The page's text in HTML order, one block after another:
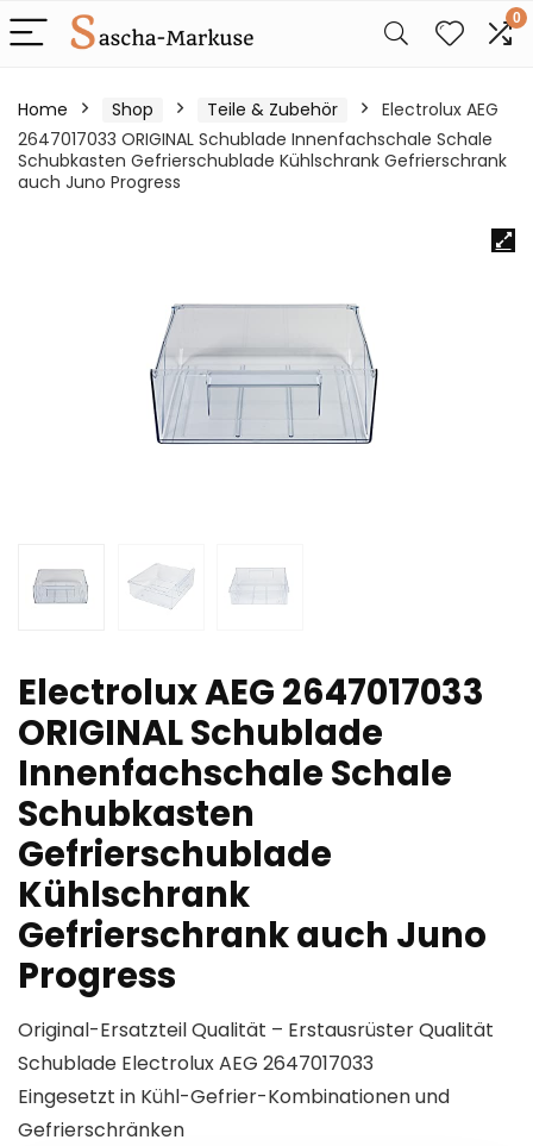
0
Home Shop Teile & Zubehör
Electrolux AEG
2647017033 ORIGINAL Schublade Innenfachschale Schale
Schubkasten Gefrierschublade Kühlschrank Gefrierschrank
auch Juno Progress
Electrolux AEG 2647017033
ORIGINAL Schublade
Innenfachschale Schale
Schubkasten
Gefrierschublade
Kühlschrank
Gefrierschrank auch Juno
Progress
Original-Ersatzteil Qualität – Erstausrüster Qualität
Schublade Electrolux AEG 2647017033
Eingesetzt in Kühl-Gefrier-Kombinationen und
Gefrierschränken